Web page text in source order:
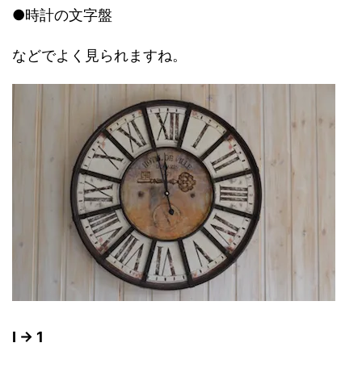
●時計の文字盤
などでよく見られますね。
I → 1